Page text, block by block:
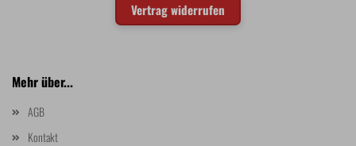
Vertrag widerrufen
Mehr über...
AGB
Kontakt